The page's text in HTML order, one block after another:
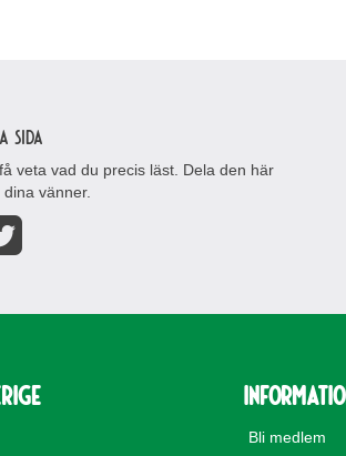
sida
veta vad du precis läst. Dela den här
vänner.
Bli medlem